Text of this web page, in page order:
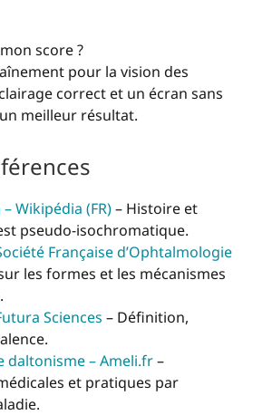
score ?
pour la vision des
correct et un écran sans
meilleur résultat.
Wikipédia (FR)– Histoire et
pseudo-isochromatique.
Française d’Ophtalmologie
les formes et les mécanismes
Sciences – Définition,
daltonisme – Ameli.fr–
et pratiques par